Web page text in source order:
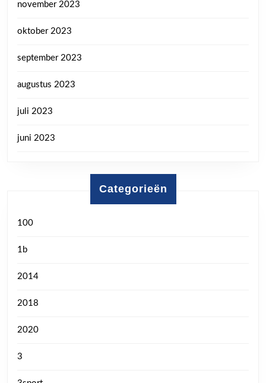
november 2023
oktober 2023
september 2023
augustus 2023
juli 2023
juni 2023
Categorieën
100
1b
2014
2018
2020
3